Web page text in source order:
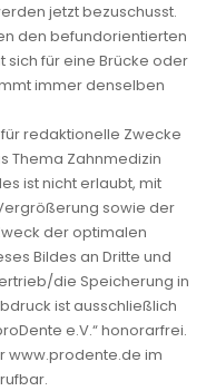
jetzt bezuschusst.
den befundorientierten
sich für eine Brücke oder
immer denselben
redaktionelle Zwecke
Thema Zahnmedizin
ist nicht erlaubt, mit
sowie der
der optimalen
Bildes an Dritte und
die Speicherung in
ist ausschließlich
e.V.“ honorarfrei.
www.prodente.de im